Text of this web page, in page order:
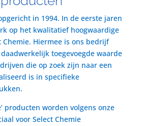
in 1994. In de eerste jaren
op het kwalitatief hoogwaardige
Chemie. Hiermee is ons bedrijf
toegevoegde waarde
die op zoek zijn naar een
is in specifieke
producten worden volgens onze
voor Select Chemie